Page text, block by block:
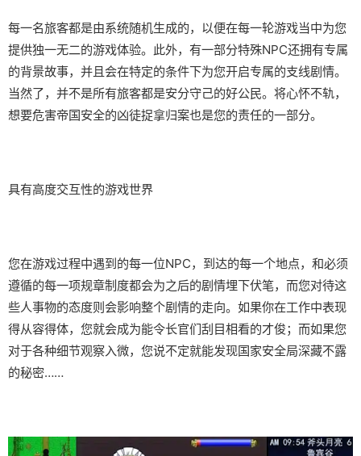
每一名旅客都是由系统随机生成的，以便在每一轮游戏当中为您
提供独一无二的游戏体验。此外，有一部分特殊NPC还拥有专属
的背景故事，并且会在特定的条件下为您开启专属的支线剧情。
当然了，并不是所有旅客都是安分守己的好公民。将心怀不轨，
想要危害帝国安全的凶徒捉拿归案也是您的责任的一部分。
具有高度交互性的游戏世界
您在游戏过程中遇到的每一位NPC，到达的每一个地点，和必须
遵循的每一项规章制度都会为之后的剧情埋下伏笔，而您对待这
些人事物的态度则会影响整个剧情的走向。如果你在工作中表现
得从容得体，您就会成为能令长官们刮目相看的才俊；而如果您
对于各种细节观察入微，您说不定就能发现国家安全局深藏不露
的秘密……